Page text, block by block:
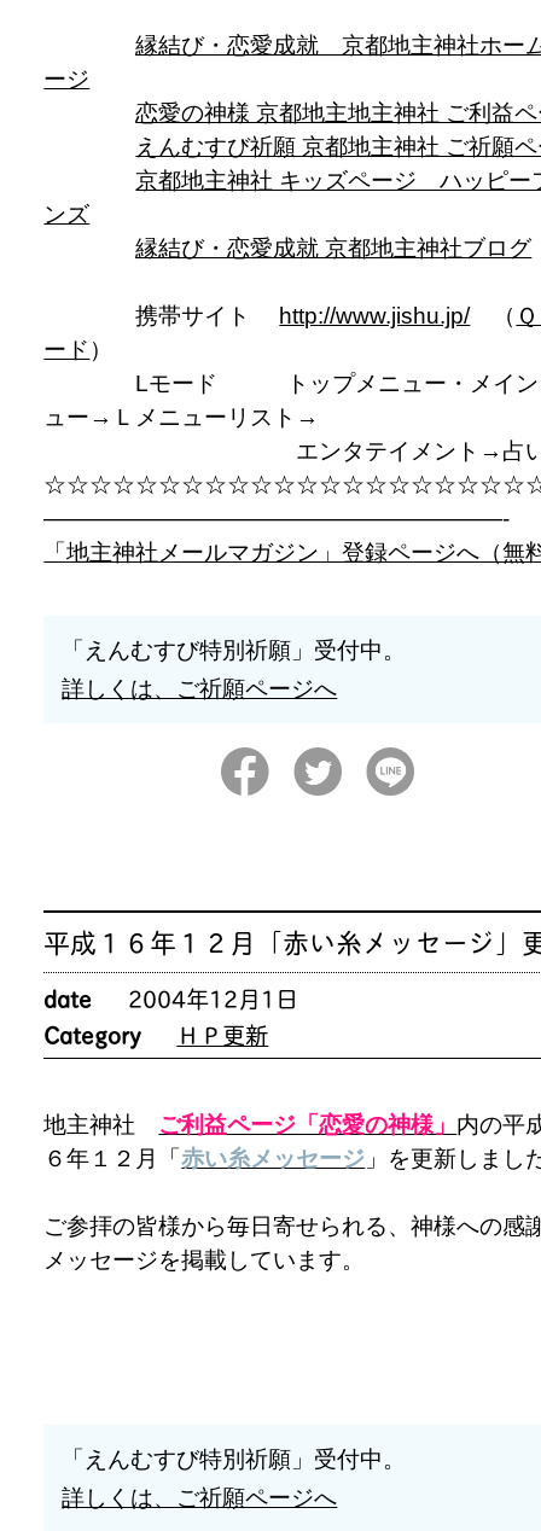
縁結び・恋愛成就 京都地主神社ホー
ージ
恋愛の神様 京都地主地主神社 ご利益
えんむすび祈願 京都地主神社 ご祈願
京都地主神社 キッズページ ハッピー
ンズ
縁結び・恋愛成就 京都地主神社ブログ
携帯サイト http://www.jishu.jp/（
ード ）
Lモード トップメニュー・メイン
ュー→Ｌメニューリスト→
エンタテイメント→占
————————————————————-
「地主神社メールマガジン」登録ページへ（無
「えんむすび特別祈願」受付中。
詳しくは、ご祈願ページへ
平成１６年１２月「赤い糸メッセージ」
date
2004年12月1日
Category
ＨＰ更新
地主神社 ご利益ページ「恋愛の神様」 内の平
６年１２月「赤い糸メッセージ 」を更新しまし
ご参拝の皆様から毎日寄せられる、神様への感
メッセージを掲載しています。
「えんむすび特別祈願」受付中。
詳しくは、ご祈願ページへ